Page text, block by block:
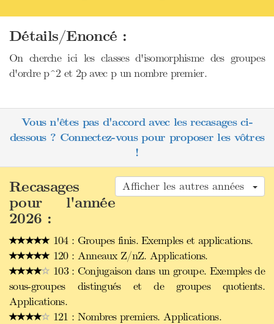
Détails/Enoncé :
On cherche ici les classes d'isomorphisme des groupes
d'ordre p^2 et 2p avec p un nombre premier.
Vous n'êtes pas d'accord avec les recasages ci-
dessous ? Connectez-vous pour proposer les vôtres
!
Afficher les autres années
Recasages
pour l'année
2026 :
104 : Groupes finis. Exemples et applications.
120 : Anneaux Z/nZ. Applications.
103 : Conjugaison dans un groupe. Exemples de
sous-groupes distingués et de groupes quotients.
Applications.
121 : Nombres premiers. Applications.